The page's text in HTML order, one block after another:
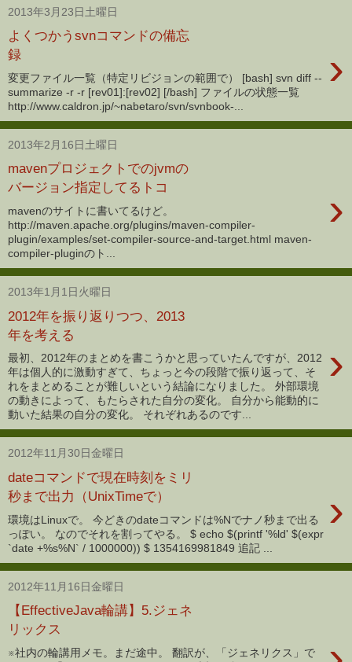
2013年3月23日土曜日
よくつかうsvnコマンドの備忘
録
›
変更ファイル一覧（特定リビジョンの範囲で） [bash] svn diff --
summarize -r -r [rev01]:[rev02] [/bash] ファイルの状態一覧
http://www.caldron.jp/~nabetaro/svn/svnbook-...
2013年2月16日土曜日
mavenプロジェクトでのjvmの
バージョン指定してるトコ
›
mavenのサイトに書いてるけど。
http://maven.apache.org/plugins/maven-compiler-
plugin/examples/set-compiler-source-and-target.html maven-
compiler-pluginのト...
2013年1月1日火曜日
2012年を振り返りつつ、2013
年を考える
›
最初、2012年のまとめを書こうかと思っていたんですが、2012
年は個人的に激動すぎて、ちょっと今の段階で振り返って、そ
れをまとめることが難しいという結論になりました。 外部環境
の動きによって、もたらされた自分の変化。 自分から能動的に
動いた結果の自分の変化。 それぞれあるのです...
2012年11月30日金曜日
dateコマンドで現在時刻をミリ
秒まで出力（UnixTimeで）
›
環境はLinuxで。 今どきのdateコマンドは%Nでナノ秒まで出る
っぽい。 なのでそれを割ってやる。 $ echo $(printf '%ld' $(expr
`date +%s%N` / 1000000)) $ 1354169981849 追記 ...
2012年11月16日金曜日
【EffectiveJava輪講】5.ジェネ
リックス
※社内の輪講用メモ。まだ途中。 翻訳が、「ジェネリクス」で